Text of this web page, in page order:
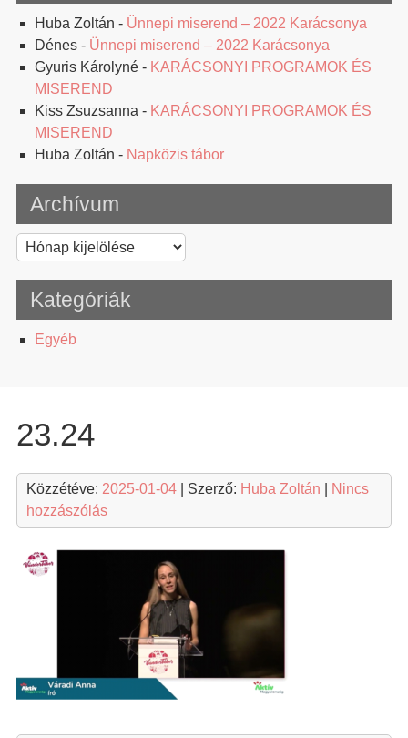
Huba Zoltán - Ünnepi miserend – 2022 Karácsonya
Dénes- Ünnepi miserend – 2022 Karácsonya
Gyuris Károlyné- KARÁCSONYI PROGRAMOK ÉS
MISEREND
Kiss Zsuzsanna - KARÁCSONYI PROGRAMOK ÉS
MISEREND
Huba Zoltán - Napközis tábor
Archívum
Archívum
Kategóriák
Egyéb
23.24
Közzétéve: 2025-01-04| Szerző: Huba Zoltán
Nincs
hozzászólás